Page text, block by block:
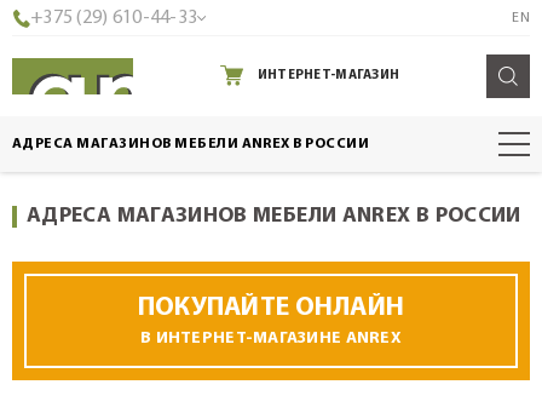
+375 (29) 610-44-33 EN
ИНТЕРНЕТ-МАГАЗИН
АДРЕСА МАГАЗИНОВ МЕБЕЛИ ANREX В РОССИИ
АДРЕСА МАГАЗИНОВ МЕБЕЛИ ANREX В РОССИИ
ПОКУПАЙТЕ ОНЛАЙН
В ИНТЕРНЕТ-МАГАЗИНЕ ANREX